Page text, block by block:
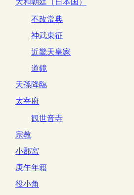
大和朝廷（日本国）
不改常典
神武東征
近畿天皇家
道鏡
天孫降臨
太宰府
観世音寺
宗教
小郡宮
庚午年籍
役小角